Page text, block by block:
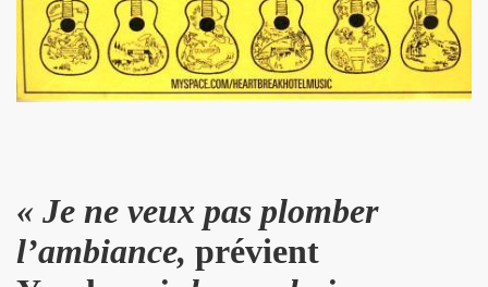
« Je ne veux pas plomber
l’ambiance, prévient
(Paris).